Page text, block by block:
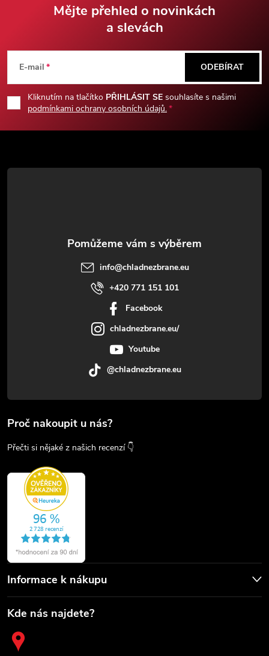
p
a
Mějte přehled o novinkách
a slevách
E-mail
Kliknutím na tlačítko PŘIHLÁSIT SE souhlasíte s našimi
podmínkami ochrany osobních údajů.
ODEBÍRAT
info@chladnezbrane.eu
+420 771 151 101
Facebook
chladnezbrane.eu/
Youtube
@chladnezbrane.eu
Proč nakoupit u nás?
Přečti si nějaké z našich recenzí 👇
Informace k nákupu
Kde nás najdete?